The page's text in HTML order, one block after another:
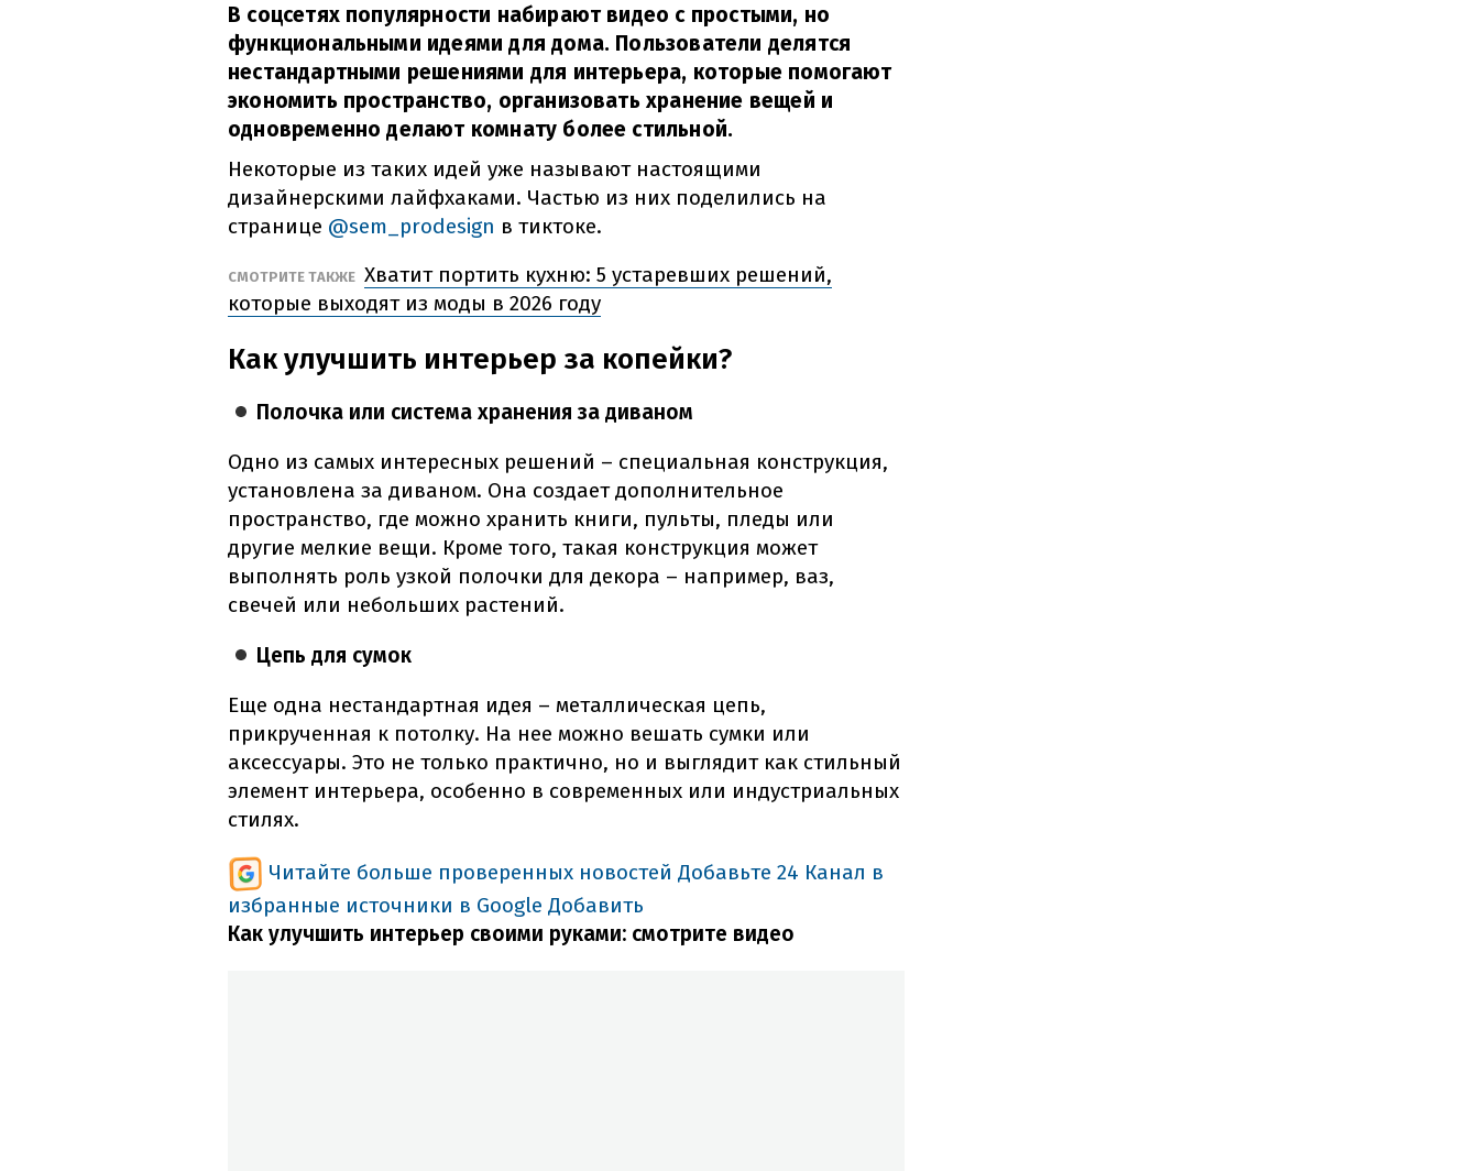
В соцсетях популярности набирают видео с простыми, но
функциональными идеями для дома. Пользователи делятся
нестандартными решениями для интерьера, которые помогают
экономить пространство, организовать хранение вещей и
одновременно делают комнату более стильной.
Некоторые из таких идей уже называют настоящими
дизайнерскими лайфхаками. Частью из них поделились на
странице @sem_prodesign в тиктоке.
СМОТРИТЕ ТАКЖЕ Хватит портить кухню: 5 устаревших решений,
которые выходят из моды в 2026 году
Как улучшить интерьер за копейки?
Полочка или система хранения за диваном
Одно из самых интересных решений – специальная конструкция,
установлена за диваном. Она создает дополнительное
пространство, где можно хранить книги, пульты, пледы или
другие мелкие вещи. Кроме того, такая конструкция может
выполнять роль узкой полочки для декора – например, ваз,
свечей или небольших растений.
Цепь для сумок
Еще одна нестандартная идея – металлическая цепь,
прикрученная к потолку. На нее можно вешать сумки или
аксессуары. Это не только практично, но и выглядит как стильный
элемент интерьера, особенно в современных или индустриальных
стилях.
Читайте больше проверенных новостей Добавьте 24 Канал в
избранные источники в Google Добавить
Как улучшить интерьер своими руками: смотрите видео